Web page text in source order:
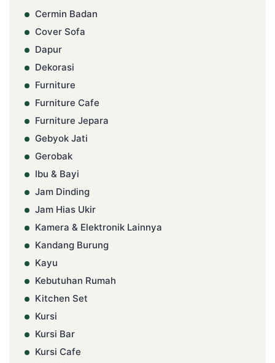
Cermin Badan
Cover Sofa
Dapur
Dekorasi
Furniture
Furniture Cafe
Furniture Jepara
Gebyok Jati
Gerobak
Ibu & Bayi
Jam Dinding
Jam Hias Ukir
Kamera & Elektronik Lainnya
Kandang Burung
Kayu
Kebutuhan Rumah
Kitchen Set
Kursi
Kursi Bar
Kursi Cafe